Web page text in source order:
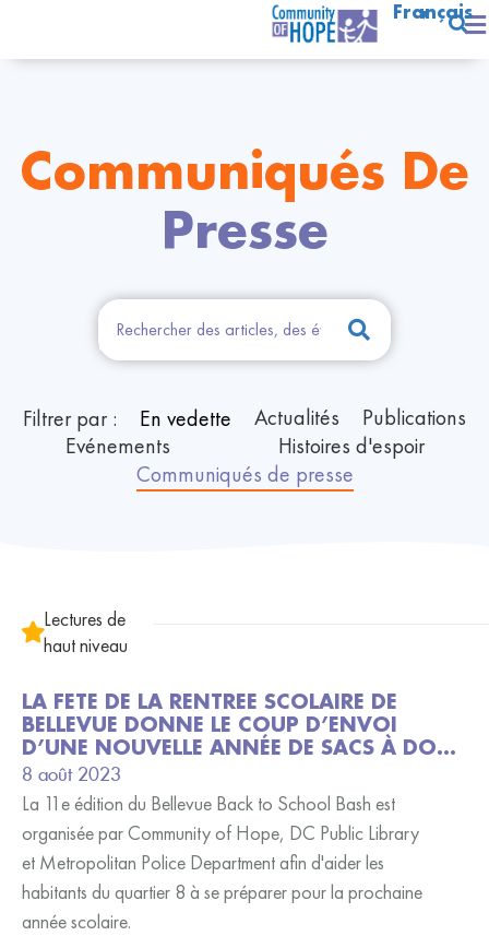
Français
Communiqués De
Presse
Filtrer par : En vedette Actualités
Publications
Evénements
Histoires d'espoir
Communiqués de presse
Lectures de
haut niveau
LA FÊTE DE LA RENTRÉE SCOLAIRE DE
BELLEVUE DONNE LE COUP D’ENVOI
D’UNE NOUVELLE ANNÉE DE SACS À DOS
GRATUITS ET D’AMUSEMENTS FAMILIAUX
8 août 2023
La 11e édition du Bellevue Back to School Bash est
organisée par Community of Hope, DC Public Library
et Metropolitan Police Department afin d'aider les
habitants du quartier 8 à se préparer pour la prochaine
année scolaire.